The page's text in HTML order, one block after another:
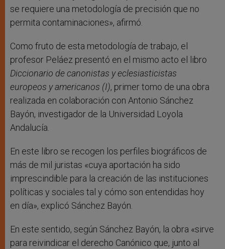
se requiere una metodología de precisión que no
permita contaminaciones», afirmó.
Como fruto de esta metodología de trabajo, el
profesor Peláez presentó en el mismo acto el libro
Diccionario de canonistas y eclesiasticistas
europeos y americanos (I), primer tomo de una obra
realizada en colaboración con Antonio Sánchez
Bayón, investigador de la Universidad Loyola
Andalucía.
En este libro se recogen los perfiles biográficos de
más de mil juristas «cuya aportación ha sido
imprescindible para la creación de las instituciones
políticas y sociales tal y cómo son entendidas hoy
en día», explicó Sánchez Bayón.
En este sentido, según Sánchez Bayón, la obra «sirve
para reivindicar el derecho Canónico que, junto al